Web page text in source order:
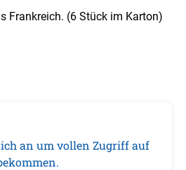
Frankreich. (6 Stück im Karton)
an um vollen Zugriff auf